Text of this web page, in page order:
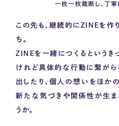
一枚一枚裁断し、丁寧
この先も、継続的に ZINEを作
ち。
ZINEを一緒につくるというき
けれど具体的な行動に繋が
出したり、個人の想いをほか
新たな気づきや関係性が生
うか。